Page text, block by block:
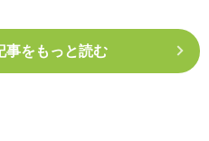
事をもっと読む